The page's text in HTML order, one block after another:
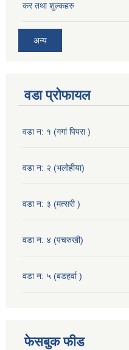
कर तथा शुल्कहरु
अन्य
वडा प्रोफायल
वडा न: १ (गगां पिपरा )
वडा न: २ (भलोहीया)
वडा न: ३ (मत्सरी )
वडा न: ४ (पचरुखी)
वडा न: ५ (बडहर्वा )
फेसबुक फीड